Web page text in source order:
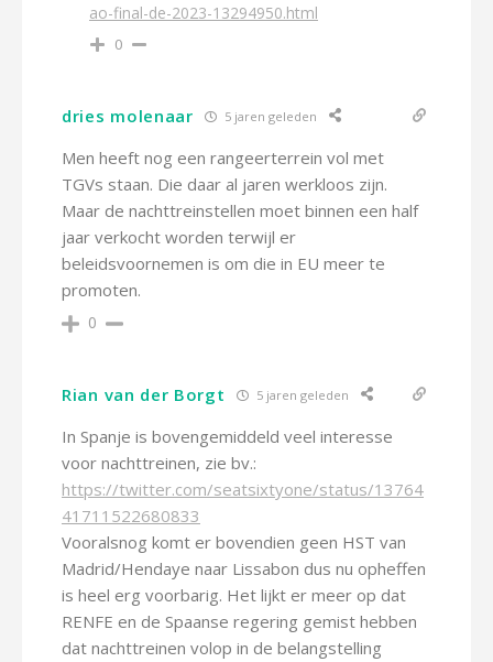
ao-final-de-2023-13294950.html
0
dries molenaar 5 jaren geleden
Men heeft nog een rangeerterrein vol met
TGVs staan. Die daar al jaren werkloos zijn.
Maar de nachttreinstellen moet binnen een half
jaar verkocht worden terwijl er
beleidsvoornemen is om die in EU meer te
promoten.
0
Rian van der Borgt 5 jaren geleden
In Spanje is bovengemiddeld veel interesse
voor nachttreinen, zie bv.:
https://twitter.com/seatsixtyone/status/13764
41711522680833
Vooralsnog komt er bovendien geen HST van
Madrid/Hendaye naar Lissabon dus nu opheffen
is heel erg voorbarig. Het lijkt er meer op dat
RENFE en de Spaanse regering gemist hebben
dat nachttreinen volop in de belangstelling